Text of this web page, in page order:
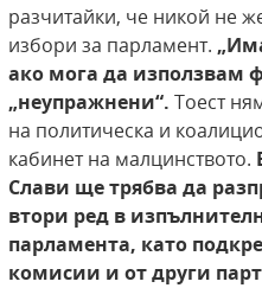
разчитайки, че никой не
избори за парламент.
ако мога да използвам
„неупражнени“. Тоест
на политическа и
кабинет на малцинството.
Слави ще трябва да
втори ред в
парламента, като
комисии и от други